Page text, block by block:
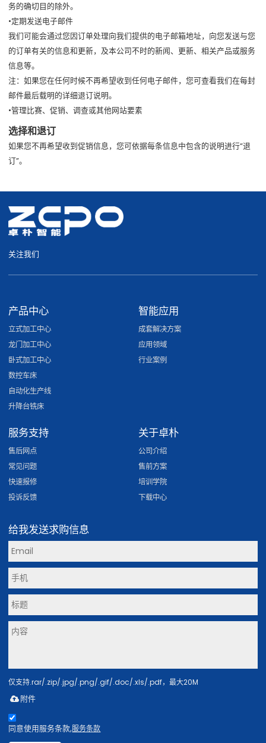
务的确切目的除外。
•定期发送电子邮件
我们可能会通过您因订单处理向我们提供的电子邮箱地址，向您发送与您
的订单有关的信息和更新，及本公司不时的新闻、更新、相关产品或服务
信息等。
注：如果您在任何时候不再希望收到任何电子邮件，您可查看我们在每封
邮件最后载明的详细退订说明。
•管理比赛、促销、调查或其他网站要素
选择和退订
如果您不再希望收到促销信息，您可依据每条信息中包含的说明进行“退
订”。
关注我们
产品中心
立式加工中心
龙门加工中心
卧式加工中心
数控车床
自动化生产线
升降台铣床
智能应用
成套解决方案
应用领域
行业案例
服务支持
售后网点
常见问题
快速报修
投诉反馈
关于卓朴
公司介绍
售前方案
培训学院
下载中心
给我发送求购信息
仅支持.rar/.zip/.jpg/.png/.gif/.doc/.xls/.pdf，最大20M
附件
同意使用服务条款,服务条款